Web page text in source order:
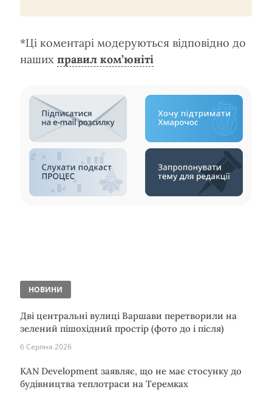
*Ці коментарі модеруються відповідно до
наших правил ком’юніті
НОВИНИ
Дві центральні вулиці Варшави перетворили на
зелений пішохідний простір (фото до і після)
6 Серпня 2026
KAN Development заявляє, що не має стосунку до
будівництва теплотраси на Теремках